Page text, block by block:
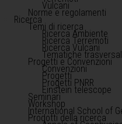
Vulcani
Norme e regolamenti
Ricerca
Temi di ricerca
Ricerca Ambiente
Ricerca Terremoti
Ricerca Vulcani
Tematiche
Progetti e Convenzioni
Convenzioni
Progetti
Progetti PNRR
Einstein telescope
Seminari
Workshop
International School of
Prodotti della ricerca